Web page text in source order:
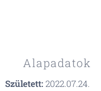
🧬 Alapadatok
Született:2022.07.24.